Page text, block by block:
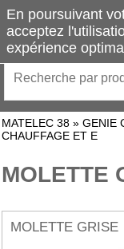
MATELEC 38 » GENIE
CHAUFFAGE ET E
MOLETTE
MOLETTE GRISE
En poursuivant
acceptez
expérience